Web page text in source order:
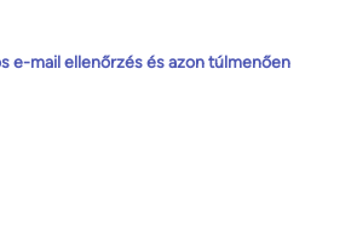
e-mail ellenőrzés és azon túlmenően